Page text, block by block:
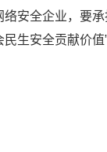
络安全企业，要
民生安全贡献价值